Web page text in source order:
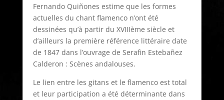
Fernando Quiñones estime que les formes
actuelles du chant flamenco n’ont été
dessinées qu’à partir du XVIIIème siècle et
d’ailleurs la première référence littéraire date
de 1847 dans l’ouvrage de Serafin Estebañez
Calderon : Scènes andalouses.
Le lien entre les gitans et le flamenco est total
et leur participation a été déterminante dans